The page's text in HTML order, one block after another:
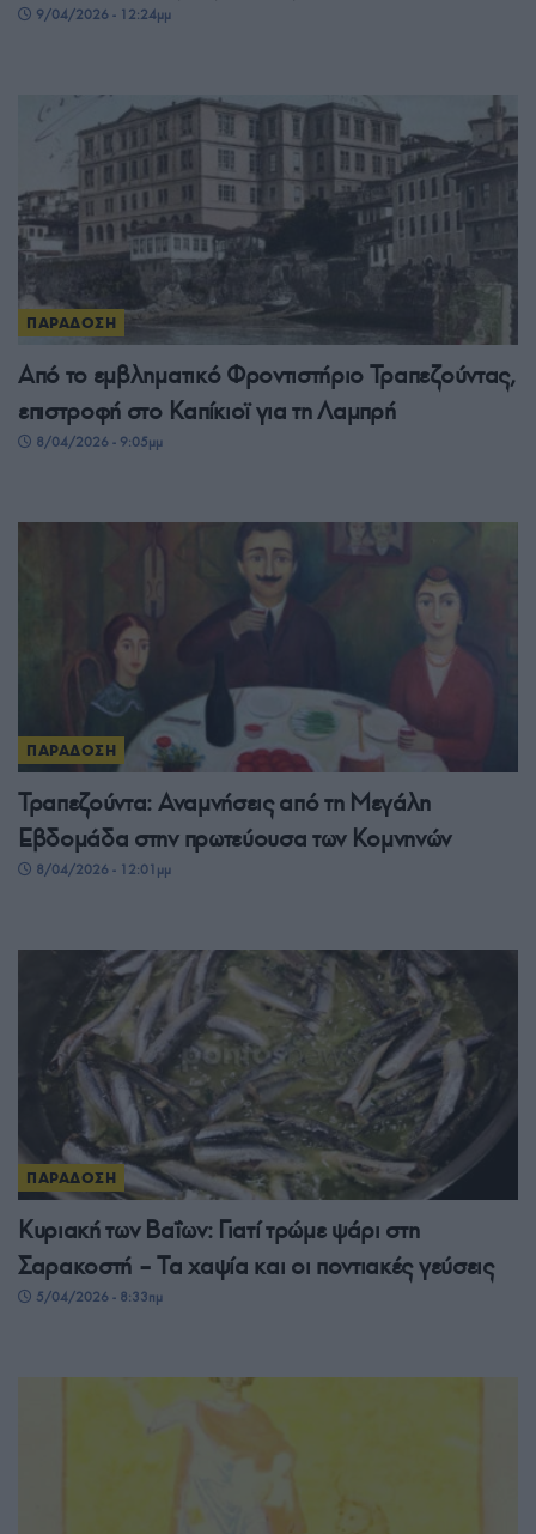
9/04/2026 - 12:24μμ
ΠΑΡΑΔΟΣΗ
Από το εμβληματικό Φροντιστήριο Τραπεζούντας,
επιστροφή στο Καπίκιοϊ για τη Λαμπρή
8/04/2026 - 9:05μμ
ΠΑΡΑΔΟΣΗ
Τραπεζούντα: Αναμνήσεις από τη Μεγάλη
Εβδομάδα στην πρωτεύουσα των Κομνηνών
8/04/2026 - 12:01μμ
ΠΑΡΑΔΟΣΗ
Κυριακή των Βαΐων: Γιατί τρώμε ψάρι στη
Σαρακοστή – Τα χαψία και οι ποντιακές γεύσεις
5/04/2026 - 8:33πμ